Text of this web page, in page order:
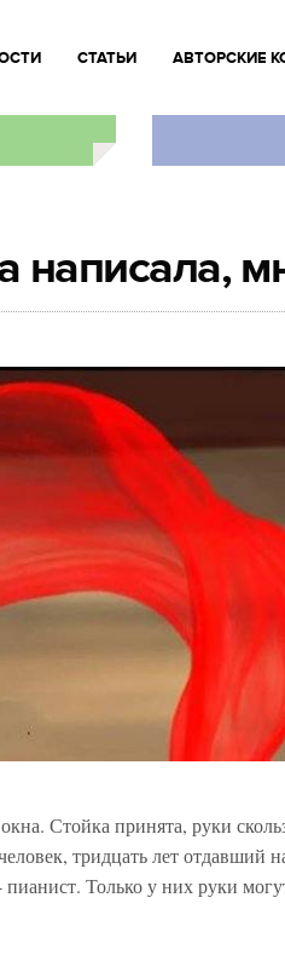
СТАТЬИ АВТОРСКИЕ
написала,
Стойка принята, руки
тридцать лет отдавший
Только у них руки